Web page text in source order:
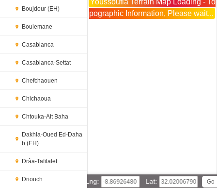
Boujdour (EH)
Boulemane
Casablanca
Casablanca-Settat
Chefchaouen
Chichaoua
Chtouka-Ait Baha
Dakhla-Oued Ed-Daha
b (EH)
Drâa-Tafilalet
Driouch
Youssoufia Terrain Map Loading - To
pographic Information, Please wait...
Lng: Lat: